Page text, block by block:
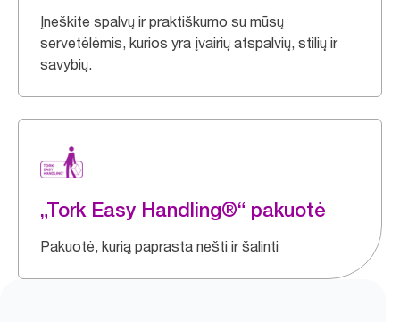
Įneškite spalvų ir praktiškumo su mūsų
servetėlėmis, kurios yra įvairių atspalvių, stilių ir
savybių.
„Tork Easy Handling®“ pakuotė
Pakuotė, kurią paprasta nešti ir šalinti